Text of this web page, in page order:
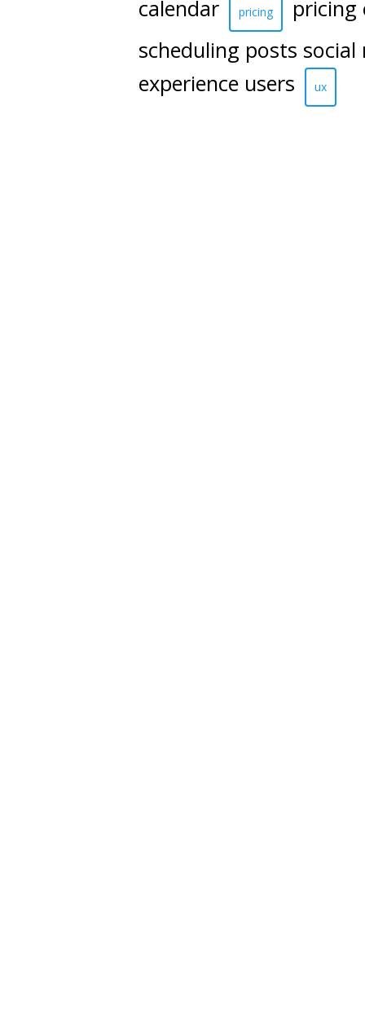
calendar pricing
pricing
scheduling posts
experience users
ux